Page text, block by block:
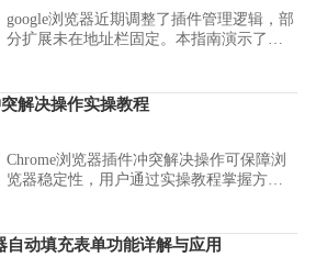
google浏览器近期调整了插件管理逻辑，部
分扩展未在地址栏固定。本指南演示了如
布局，提升插件调取效率。
解决操作实操教程
Chrome浏览器插件冲突解决操作可保障浏
览器稳定性，用户通过实操教程掌握方
自动填充表单功能详解与应用